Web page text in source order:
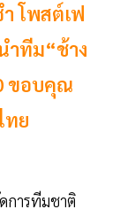
โพสต์เฟ
ำทีม“ช้าง
ขอบคุณ
ทย
การทีมชาติ